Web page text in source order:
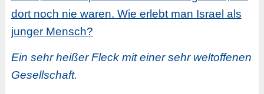
dort noch nie waren. Wie erlebt man Israel als
junger Mensch?
Ein sehr heißer Fleck mit einer sehr weltoffenen
Gesellschaft.